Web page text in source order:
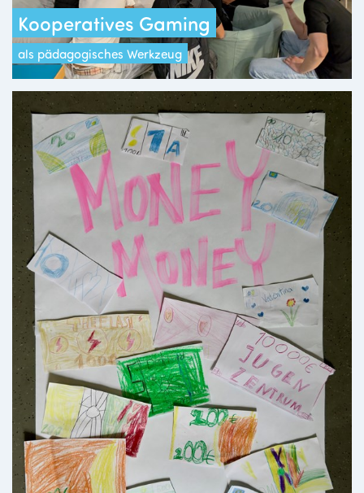
Kooperatives Gaming
als pädagogisches Werkzeug